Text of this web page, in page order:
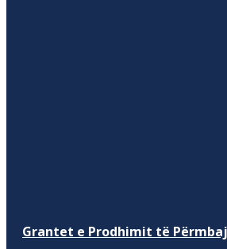
Grantet e Prodhimit të